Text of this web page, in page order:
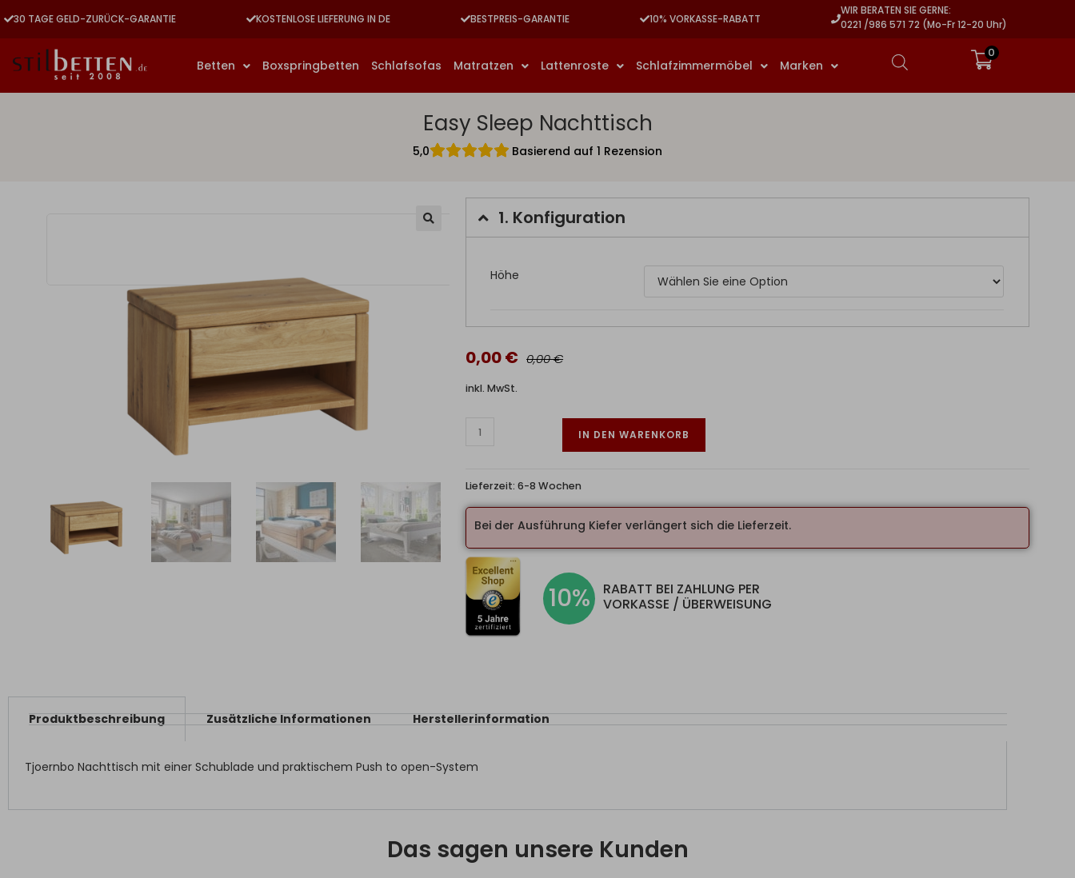
30 TAGE GELD-ZURÜCK-GARANTIE KOSTENLOSE LIEFERUNG IN DE BESTPREIS-GARANTIE 10% VORKASSE-RABATT
WIR BERATEN SIE GERNE:
0221 /986 571 72 (Mo-Fr 12-20 Uhr)
Betten Boxspringbetten Schlafsofas Matratzen Lattenroste Schlafzimmermöbel Marken
0
Easy Sleep Nachttisch
5,0 Basierend auf 1 Rezension
1. Konfiguration
Höhe
0,00 € 0,00 €
inkl. MwSt.
IN DEN WARENKORB
Lieferzeit:6-8 Wochen
Bei der Ausführung Kiefer verlängert sich die Lieferzeit.
10%
RABATT BEI ZAHLUNG PER
VORKASSE / ÜBERWEISUNG
Produktbeschreibung Zusätzliche Informationen Herstellerinformation
Tjoernbo Nachttisch mit einer Schublade und praktischem Push to open-System
Das sagen unsere Kunden